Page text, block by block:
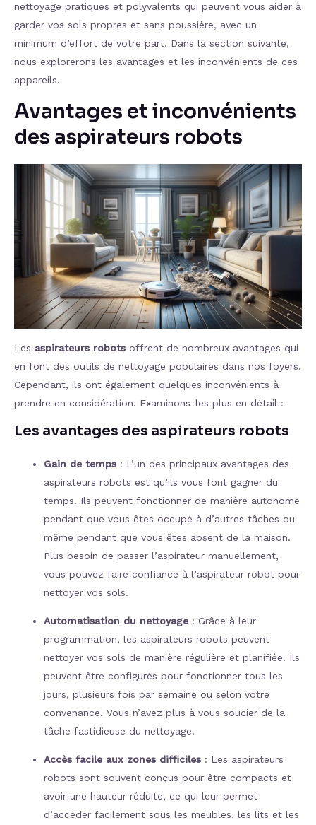
nettoyage pratiques et polyvalents qui peuvent vous aider à
garder vos sols propres et sans poussière, avec un
minimum d’effort de votre part. Dans la section suivante,
nous explorerons les avantages et les inconvénients de ces
appareils.
Avantages et inconvénients
des aspirateurs robots
Les aspirateurs robots offrent de nombreux avantages qui
en font des outils de nettoyage populaires dans nos foyers.
Cependant, ils ont également quelques inconvénients à
prendre en considération. Examinons-les plus en détail :
Les avantages des aspirateurs robots
Gain de temps : L’un des principaux avantages des
aspirateurs robots est qu’ils vous font gagner du
temps. Ils peuvent fonctionner de manière autonome
pendant que vous êtes occupé à d’autres tâches ou
même pendant que vous êtes absent de la maison.
Plus besoin de passer l’aspirateur manuellement,
vous pouvez faire confiance à l’aspirateur robot pour
nettoyer vos sols.
Automatisation du nettoyage : Grâce à leur
programmation, les aspirateurs robots peuvent
nettoyer vos sols de manière régulière et planifiée. Ils
peuvent être configurés pour fonctionner tous les
jours, plusieurs fois par semaine ou selon votre
convenance. Vous n’avez plus à vous soucier de la
tâche fastidieuse du nettoyage.
Accès facile aux zones difficiles : Les aspirateurs
robots sont souvent conçus pour être compacts et
avoir une hauteur réduite, ce qui leur permet
d’accéder facilement sous les meubles, les lits et les